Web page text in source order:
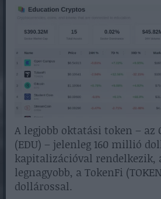
A legjobb oktatási token – az
(EDU) – jelenleg 160 millió
kapitalizációval rendelkezik,
legnagyobb, a TokenFi
dollárossal.